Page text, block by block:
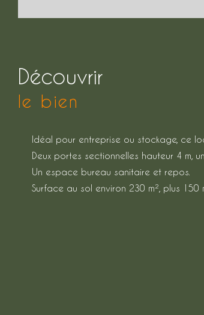
découvrir
le bien
Idéal pour entreprise ou stockage, ce
Deux portes sectionnelles hauteur 4 m,
Un espace bureau sanitaire et repos.
Surface au sol environ 230 m², plus 150